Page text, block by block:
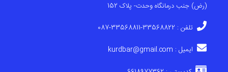
(رض) جنب درمانگاه وحدت- پلاک 152
تلفن : 33568822-33568811-087
ایمیل : kurdbar@gmail.com